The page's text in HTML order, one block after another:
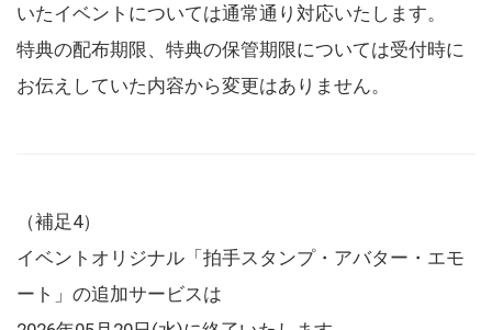
いたイベントについては通常通り対応いたします。
特典の配布期限、特典の保管期限については受付時に
お伝えしていた内容から変更はありません。
（補足4）
イベントオリジナル「拍手スタンプ・アバター・エモ
ート」の追加サービスは